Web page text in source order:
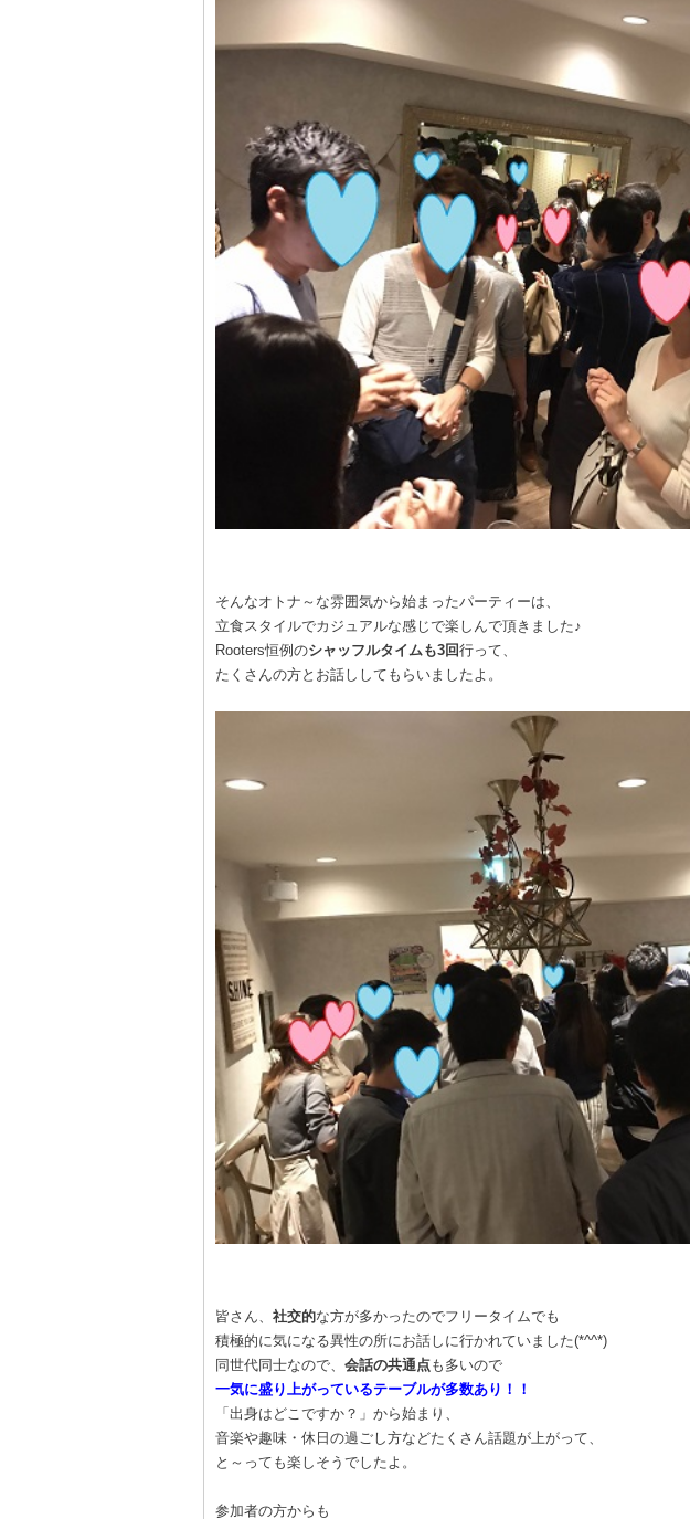
そんなオトナ～な雰囲気から始まったパーティーは、
立食スタイルでカジュアルな感じで楽しんで頂きました♪
Rooters恒例のシャッフルタイムも3回行って、
たくさんの方とお話ししてもらいましたよ。
皆さん、 社交的な方が多かったのでフリータイムでも
積極的に気になる異性の所にお話しに行かれていました(*^^*)
同世代同士なので、 会話の共通点も多いので
一気に盛り上がっているテーブルが多数あり！！
「出身はどこですか？」から始まり、
音楽や趣味・休日の過ごし方などたくさん話題が上がって、
と～っても楽しそうでしたよ。
参加者の方からも